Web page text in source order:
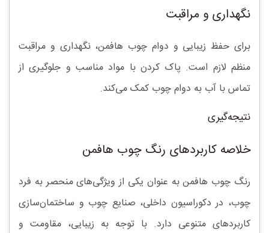
نگهداری و مراقبت
برای حفظ زیبایی و دوام چوب هافمن، نگهداری و مراقبت
منظم لازم است. پاک کردن با مواد مناسب و جلوگیری از
تماس با آب به دوام چوب کمک می‌کند.
نتیجه‌گیری
خلاصه کاربردهای رنگ چوب هافمن
رنگ چوب هافمن به عنوان یکی از ویژگی‌های منحصر به فرد
چوب، در دکوراسیون داخلی، صنایع چوب و ساختمان‌سازی
کاربردهای متنوعی دارد. با توجه به زیبایی، مقاومت و